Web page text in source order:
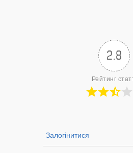
2.8
Рейтинг
Залогінитися